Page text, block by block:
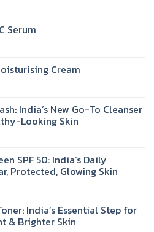
Serum
Cream
India’s New Go-To Cleanser
Looking Skin
SPF 50: India’s Daily
Protected, Glowing Skin
India’s Essential Step for
& Brighter Skin